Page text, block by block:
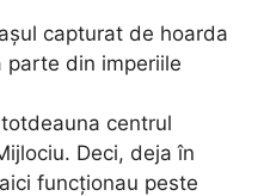
capturat de hoarda
parte din imperiile
centrul
Deci, deja în
funcționau peste